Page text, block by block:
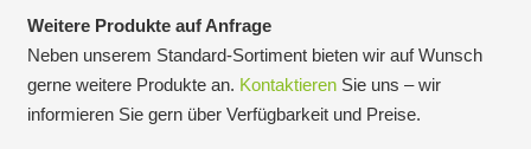
Weitere Produkte auf Anfrage
Neben unserem Standard‑Sortiment bieten wir auf Wunsch
gerne weitere Produkte an. KontaktierenSie uns – wir
informieren Sie gern über Verfügbarkeit und Preise.